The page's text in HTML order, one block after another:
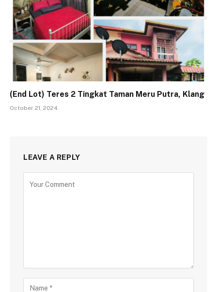
(End Lot) Teres 2 Tingkat Taman Meru Putra, Klang
October 21, 2024
LEAVE A REPLY